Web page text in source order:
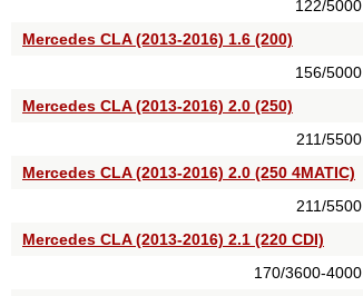
122/5000
Mercedes CLA (2013-2016) 1.6 (200)
156/5000
Mercedes CLA (2013-2016) 2.0 (250)
211/5500
Mercedes CLA (2013-2016) 2.0 (250 4MATIC)
211/5500
Mercedes CLA (2013-2016) 2.1 (220 CDI)
170/3600-4000